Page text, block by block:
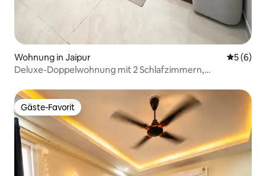
Wohnung in Jaipur
5 (6)
Deluxe-Doppelwohnung mit 2 Schlafzimmern,
Gäste-Favorit
Gäste-Favorit